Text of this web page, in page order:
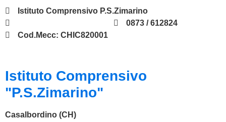
Istituto Comprensivo P.S.Zimarino
0873 / 612824
Cod.Mecc: CHIC820001
Istituto Comprensivo
"P.S.Zimarino"
Casalbordino (CH)